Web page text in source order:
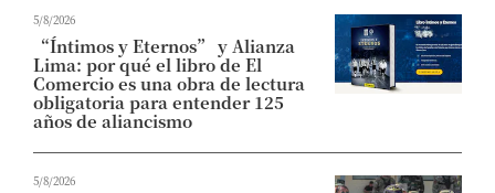
5/8/2026
“Íntimos y Eternos” y Alianza
Lima: por qué el libro de El
Comercio es una obra de lectura
obligatoria para entender 125
años de aliancismo
5/8/2026